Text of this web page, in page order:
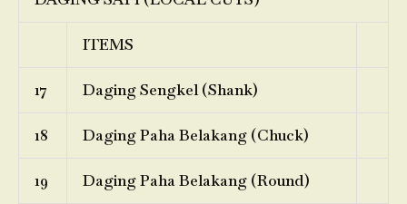
ITEMS
17 Daging Sengkel (Shank)
18 Daging Paha Belakang (Chuck)
19 Daging Paha Belakang (Round)